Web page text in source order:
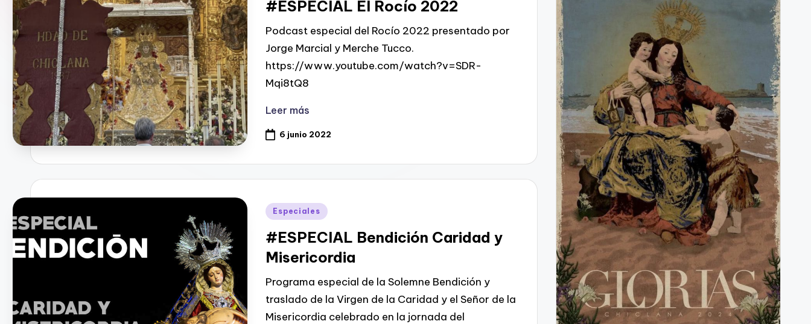
#ESPECIAL El Rocío 2022
Podcast especial del Rocío 2022 presentado por
Jorge Marcial y Merche Tucco.
https://www.youtube.com/watch?v=SDR-
Mqi8tQ8
Leer más
6 junio 2022
Publicado
Especiales
#ESPECIAL Bendición Caridad y
Misericordia
Programa especial de la Solemne Bendición y
traslado de la Virgen de la Caridad y el Señor de la
Misericordia celebrado en la jornada del